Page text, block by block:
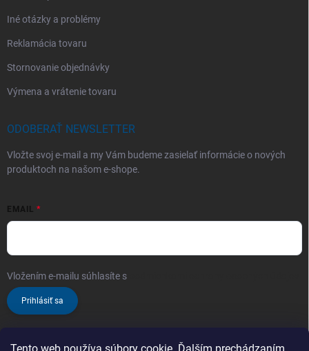
Iné otázky a problémy
Reklamácia tovaru
Stornovanie objednávky
Výmena a vrátenie tovaru
ODOBERAŤ NEWSLETTER
Vložte svoj e-mail a my Vám budeme zasielať informácie o nových
produktoch na našom e-shope.
EMAIL
Vložením e-mailu súhlasíte s
Prihlásiť sa